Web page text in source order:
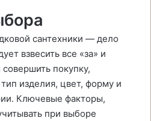
сантехники — дело
взвесить все «за» и
покупку,
изделия, цвет, форму и
Ключевые факторы,
при выборе